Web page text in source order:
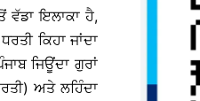
ਵੱਡਾ ਇਲਾਕਾ ਹੈ,
ਕਿਹਾ ਜਾਂਦਾ
ਜਿਊਂਦਾ ਗੁਰਾਂ
ਅਤੇ ਲਹਿੰਦਾ